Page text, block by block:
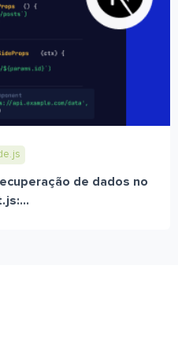
de dados no